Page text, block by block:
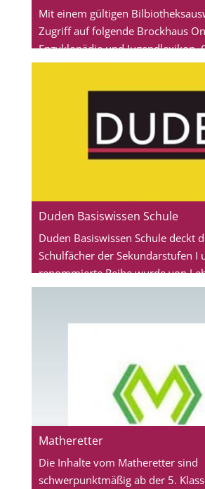
Mit einem gültigen
Zugriff auf folgende Brockhaus
Enzyklopädie und Jugendlexikon,
für Schülerwerke und
Schulthemen für die
und lebendige Referate.
Duden Basiswissen Schule
Duden Basiswissen Schule deckt
Schulfächer der Sekundarstufen I
renommierte Reihe wurde von
entwickelt und
Sie dient dem schnellen und
Bibliothek und zu Hause. Alle
eines Fachs sind jeweils in einem
systematisch und lernplanorientiert
zusammengestellt.
Matheretter
Die Inhalte vom Matheretter sind
schwerpunktmäßig ab der 5.